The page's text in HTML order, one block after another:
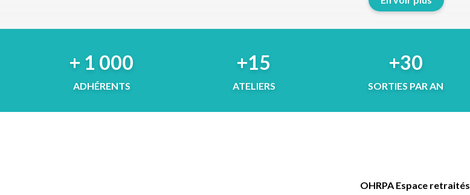
+ 1 000
ADHÉRENTS
+15
ATELIERS
+30
SORTIES PAR AN
OHRPA Espace retraités